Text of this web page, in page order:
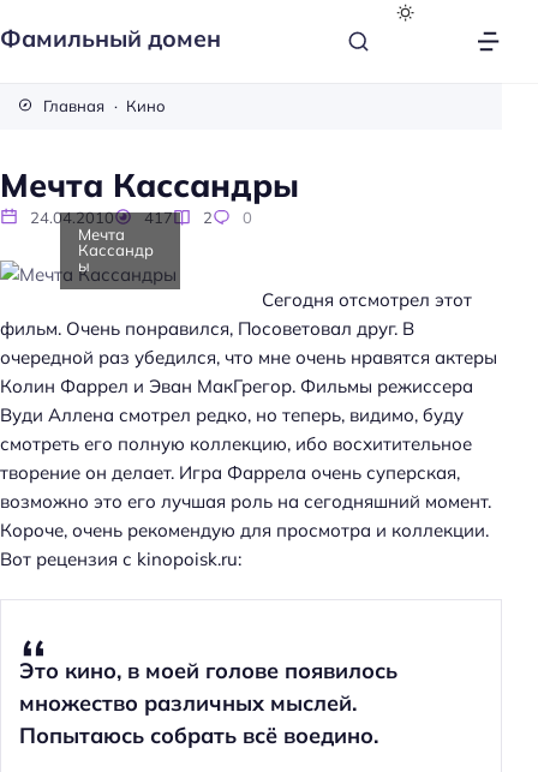
Фамильный домен
Главная Кино
Мечта Кассандры
24.04.2010 417 2
0
Мечта
Кассандр
ы
Сегодня отсмотрел этот
фильм. Очень понравился, Посоветовал друг. В
очередной раз убедился, что мне очень нравятся актеры
Колин Фаррел и Эван МакГрегор. Фильмы режиссера
Вуди Аллена смотрел редко, но теперь, видимо, буду
смотреть его полную коллекцию, ибо восхитительное
творение он делает. Игра Фаррела очень суперская,
возможно это его лучшая роль на сегодняшний момент.
Короче, очень рекомендую для просмотра и коллекции.
Вот рецензия с kinopoisk.ru:
Это кино, в моей голове появилось
множество различных мыслей.
Попытаюсь собрать всё воедино.